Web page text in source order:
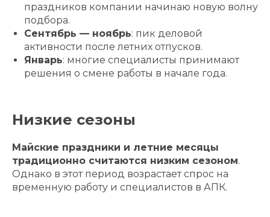
праздников компании начинаю новую волну
подбора.
Сентябрь — ноябрь: пик деловой
активности после летних отпусков.
Январь: многие специалисты принимают
решения о смене работы в начале года.
Низкие сезоны
Майские праздники и летние месяцы
традиционно считаются низким сезоном.
Однако в этот период возрастает спрос на
временную работу и специалистов в АПК.